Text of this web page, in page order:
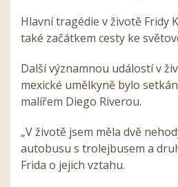
Hlavní tragédie v životě Fridy
také začátkem cesty ke
Další významnou událostí v
mexické umělkyně bylo
malířem Diego Riverou.
„V životě jsem měla dvě
autobusu s trolejbusem a
Frida o jejich vztahu.